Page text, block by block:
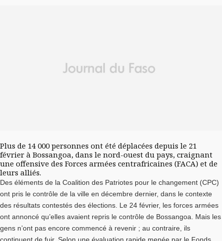
Plus de 14 000 personnes ont été déplacées depuis le 21
février à Bossangoa, dans le nord-ouest du pays, craignant
une offensive des Forces armées centrafricaines (FACA) et de
leurs alliés.
Des éléments de la Coalition des Patriotes pour le changement (CPC)
ont pris le contrôle de la ville en décembre dernier, dans le contexte
des résultats contestés des élections. Le 24 février, les forces armées
ont annoncé qu’elles avaient repris le contrôle de Bossangoa. Mais les
gens n’ont pas encore commencé à revenir ; au contraire, ils